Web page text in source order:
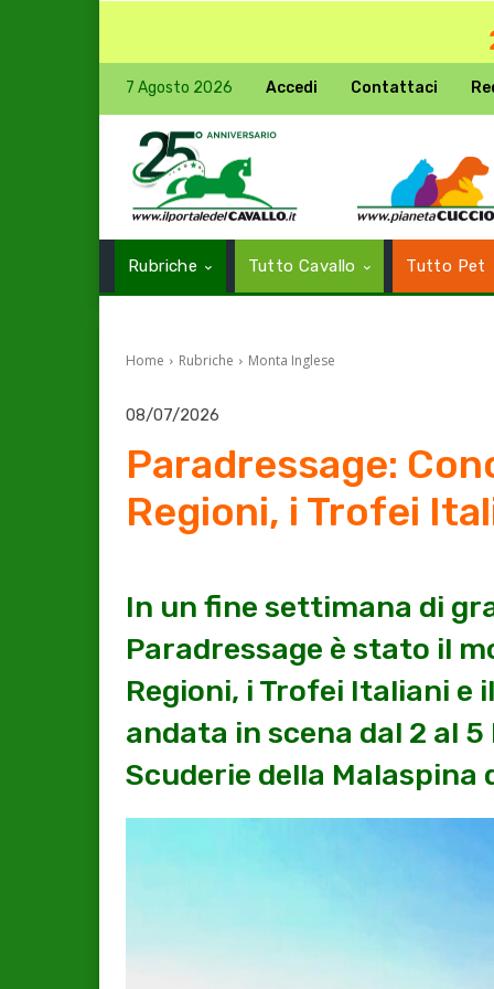
7 Agosto 2026 Accedi Contattaci
Rubriche Tutto Cavallo Tutto Pet
Home Rubriche Monta Inglese
08/07/2026
Paradressage:
Regioni, i Trofei
In un fine settimana di
Paradressage è stato il
Regioni, i Trofei Italiani e
andata in scena dal 2 al
Scuderie della Malaspina